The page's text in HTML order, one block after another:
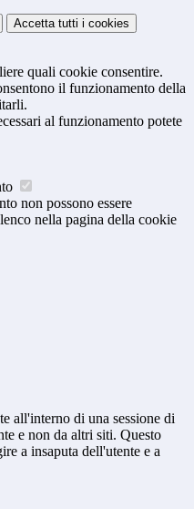
Accetta tutti i cookies
quali cookie consentire.
il funzionamento della
al funzionamento potete
non possono essere
nella pagina della cookie
all'interno di una sessione di
e non da altri siti. Questo
a insaputa dell'utente e a